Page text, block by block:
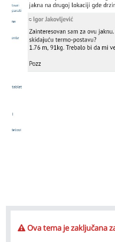
Ova tema je zaključana